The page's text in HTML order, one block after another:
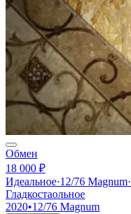
Обмен
18 000 ₽
Идеальное·12/76 Magnum·
Гладкостаольное
2020•12/76 Magnum